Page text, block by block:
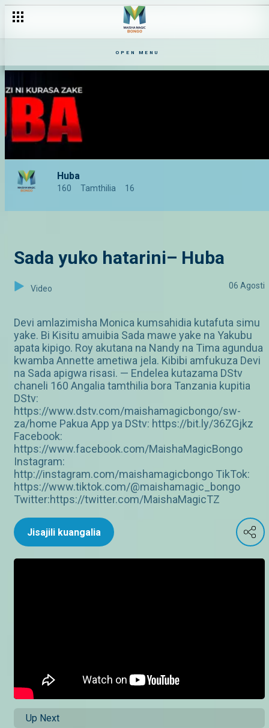
OPEN MENU
Huba
160 Tamthilia 16
Sada yuko hatarini– Huba
Video 06 Agosti
Devi amlazimisha Monica kumsahidia kutafuta simu
yake. Bi Kisitu amuibia Sada mawe yake na Yakubu
apata kipigo. Roy akutana na Nandy na Tima agundua
kwamba Annette ametiwa jela. Kibibi amfukuza Devi
na Sada apigwa risasi. — Endelea kutazama DStv
chaneli 160 Angalia tamthilia bora Tanzania kupitia
DStv:
https://www.dstv.com/maishamagicbongo/sw-
za/home Pakua App ya DStv: https://bit.ly/36ZGjkz
Facebook:
https://www.facebook.com/MaishaMagicBongo
Instagram:
http://instagram.com/maishamagicbongo TikTok:
https://www.tiktok.com/@maishamagic_bongo
Twitter:https://twitter.com/MaishaMagicTZ
Jisajili kuangalia
Up Next